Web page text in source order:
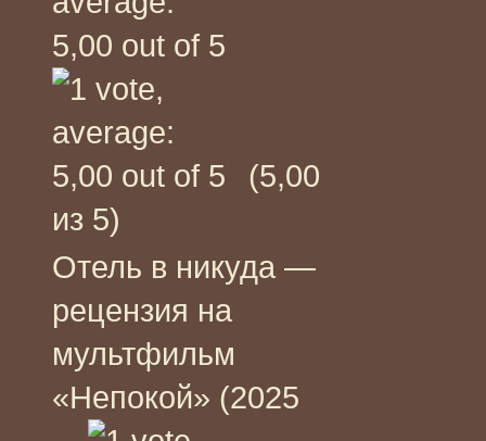
(5,00
из 5)
Отель в никуда —
рецензия на
мультфильм
«Непокой» (2025